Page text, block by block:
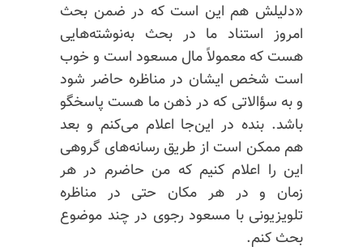
«دلیلش هم این است که در ضمن بحث
امروز استناد ما در بحث به‌نوشته‌هایی
هست که معمولاً مال مسعود است و خوب
است شخص ایشان در مناظره حاضر شود
و به سؤالاتی که در ذهن ما هست پاسخگو
باشد. بنده در این‌جا اعلام می‌کنم و بعد
هم ممکن است از طریق رسانه‌های گروهی
این را اعلام کنیم که من حاضرم در هر
زمان و در هر مکان حتی در مناظره
تلویزیونی با مسعود رجوی در چند موضوع
بحث کنم.